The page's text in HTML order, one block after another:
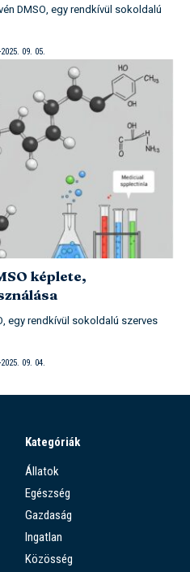
DMSO, egy rendkívül sokoldalú
2025. 09. 05.
képlete,
egy rendkívül sokoldalú szerves
2025. 09. 04.
Kategóriák
Állatok
Egészség
Gazdaság
Ingatlan
Közösség